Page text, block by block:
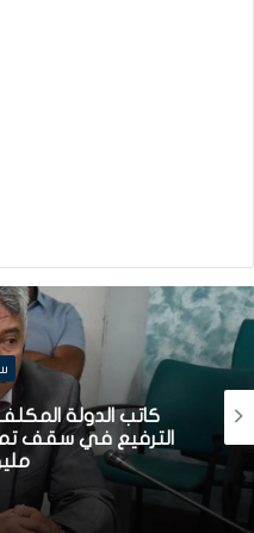
كاتب الدولة المكلف
الترفيع في سقف